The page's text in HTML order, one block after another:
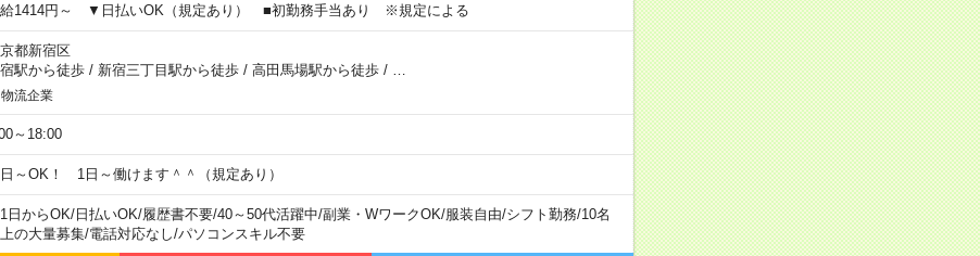
1414円～ ▼日払いOK（規定あり） ■初勤務手当あり ※規定による
都新宿区
駅から徒歩/ 新宿三丁目駅から徒歩/ 高田馬場駅から徒歩/
物流企業
～18:00
～OK！ 1日～働けます＾＾（規定あり）
日からOK/日払いOK/履歴書不要/40～50代活躍中/副業・WワークOK/服装自由/シフト勤務/10名
の大量募集/電話対応なし/パソコンスキル不要